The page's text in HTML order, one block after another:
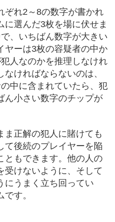
ぞれ2～8の数字が書かれ
に選んだ3枚を場に伏せま
、いちばん数字が大きい
ヤーは3枚の容疑者の中か
人なのかを推理しなけれ
ければならないのは、
中に含まれていたら、犯
ん小さい数字のチップが
ま正解の犯人に賭けても
て後続のプレイヤーを陥
ともできます。他の人の
受けないように、そして
にうまく立ち回ってい
す。